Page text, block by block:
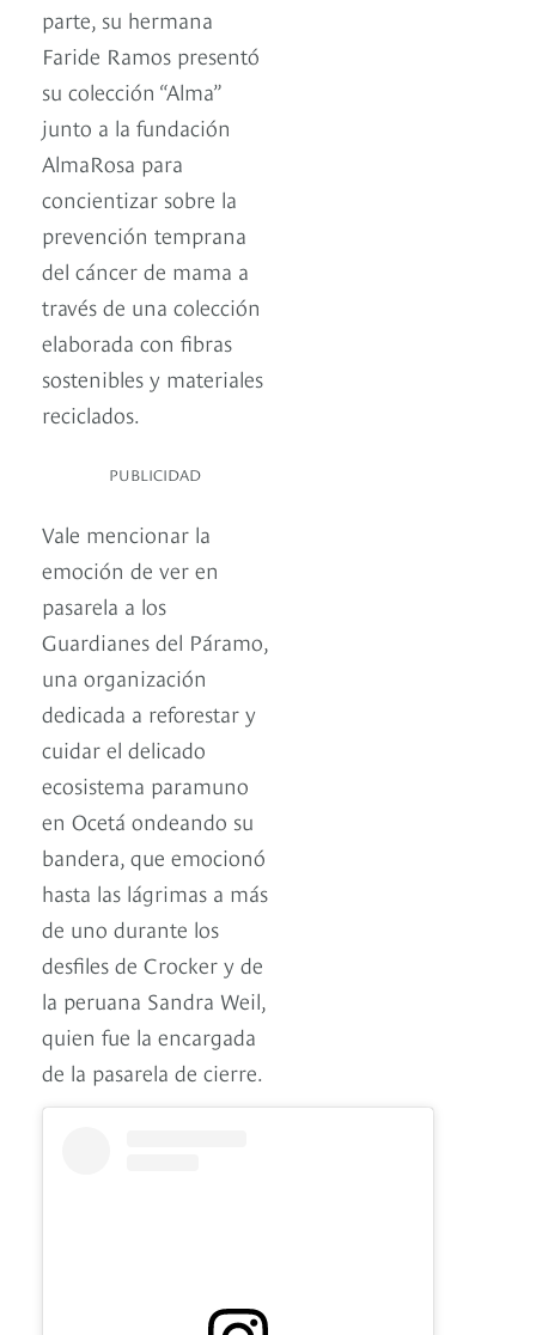
parte, su hermana
Faride Ramos presentó
su colección “Alma”
junto a la fundación
AlmaRosa para
concientizar sobre la
prevención temprana
del cáncer de mama a
través de una colección
elaborada con fibras
sostenibles y materiales
reciclados.
PUBLICIDAD
Vale mencionar la
emoción de ver en
pasarela a los
Guardianes del Páramo,
una organización
dedicada a reforestar y
cuidar el delicado
ecosistema paramuno
en Ocetá ondeando su
bandera, que emocionó
hasta las lágrimas a más
de uno durante los
desfiles de Crocker y de
la peruana Sandra Weil,
quien fue la encargada
de la pasarela de cierre.